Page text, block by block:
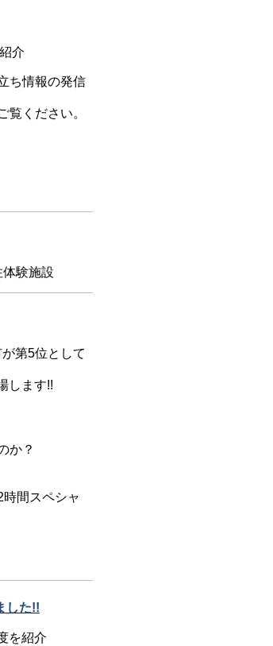
介
ち情報の発信
覧ください。
験施設
第5位として
します!!
か？
間スペシャ
した!!
を紹介